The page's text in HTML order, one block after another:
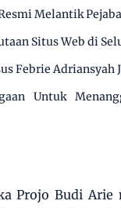
Melantik
Situs Web di
Febrie Adriansyah
Untuk
Projo Budi Arie